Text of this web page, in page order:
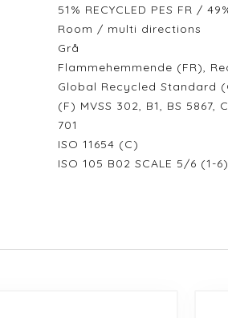
51% RECYCLED PES FR /
Room / multi directions
Grå
Flammehemmende (FR),
Global Recycled Standard
(F) MVSS 302, B1, BS 5867,
701
ISO 11654 (C)
ISO 105 B02 SCALE 5/6 (1-